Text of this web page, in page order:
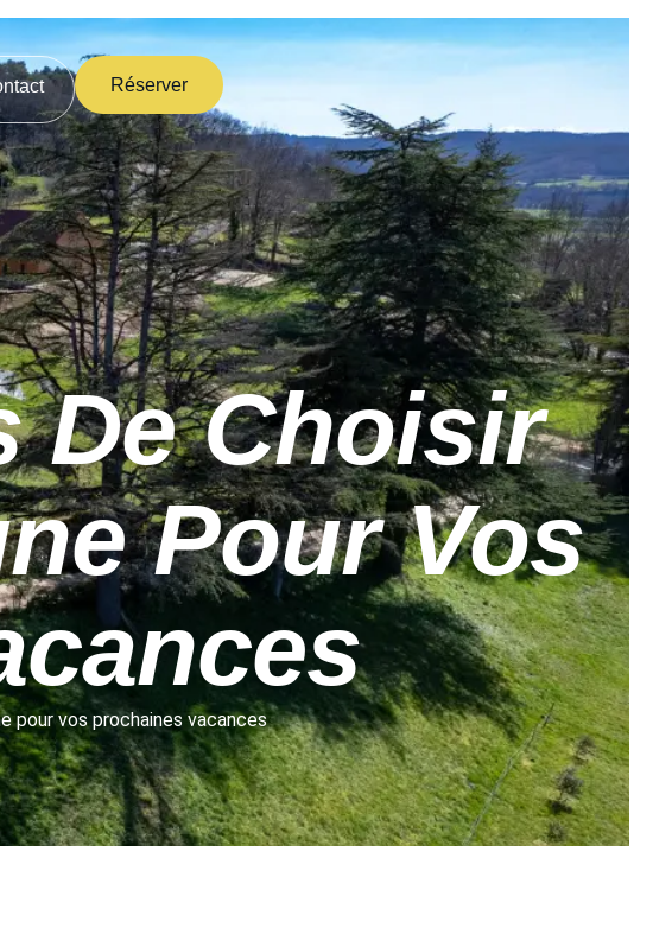
Réserver
De Choisir
Pour Vos
pour vos prochaines vacances